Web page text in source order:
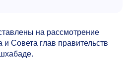
на рассмотрение
и Совета глав правительств